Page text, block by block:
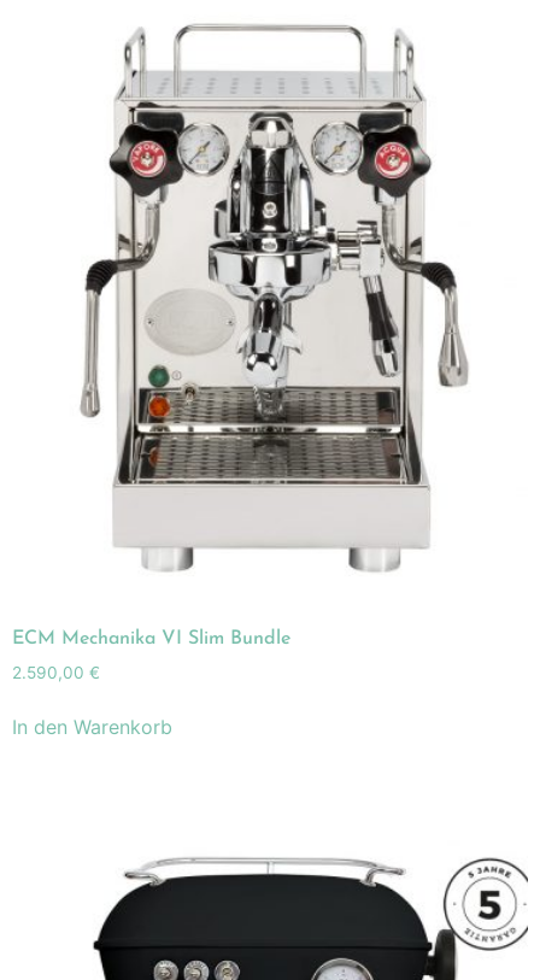
ECM Mechanika VI Slim Bundle
2.590,00 €
In den Warenkorb